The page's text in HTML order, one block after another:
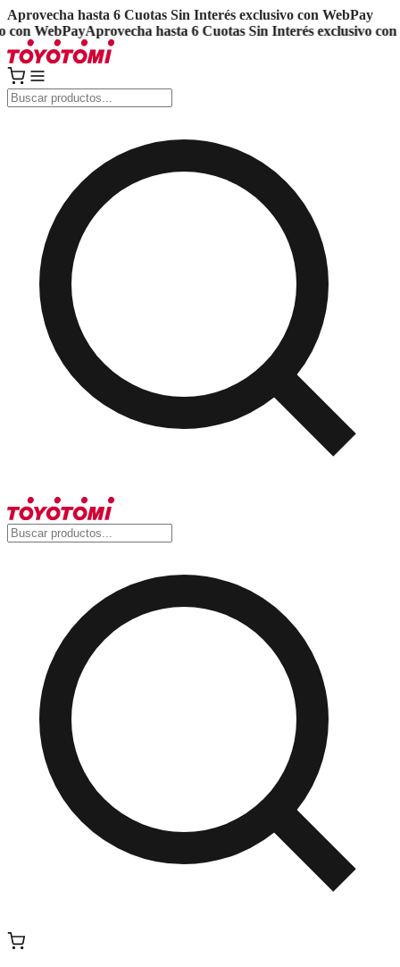
Aprovecha hasta 6 Cuotas Sin Interés exclusivo con WebPay
WebPayAprovecha hasta 6 Cuotas Sin Interés exclusivo con